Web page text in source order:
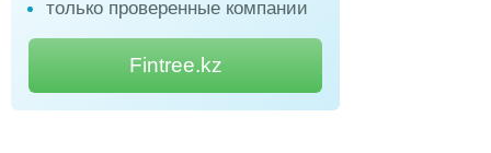
только проверенные компании
Fintree.kz